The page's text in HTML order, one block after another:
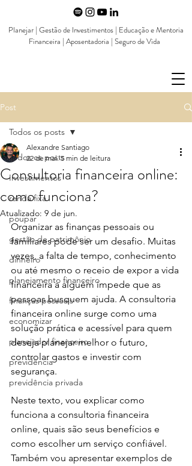
Planejar | Gestão de Investimentos | Educação e Mentoria
Financeira | Aposentadoria | Seguro de Vida
Post
Todos os posts
Investimentos
renda fixa
poupar
gestão de patrimônio
dinheiro
planejamento financeiro
finanças pessoais
economizar
planejador financeiro
previdência
previdência privada
Todos os posts
Consultoria financeira online:
como funciona?
Alexandre Santiago
22 de mai. 5 min de leitura
Atualizado: 9 de jun.
Organizar as finanças pessoais ou
familiares pode ser um desafio. Muitas
vezes, a falta de tempo, conhecimento
ou até mesmo o receio de expor a vida
financeira a alguém impede que as
pessoas busquem ajuda. A consultoria
financeira online surge como uma
solução prática e acessível para quem
deseja planejar melhor o futuro,
controlar gastos e investir com
segurança.
Neste texto, vou explicar como
funciona a consultoria financeira
online, quais são seus benefícios e
como escolher um serviço confiável.
Também vou apresentar exemplos de